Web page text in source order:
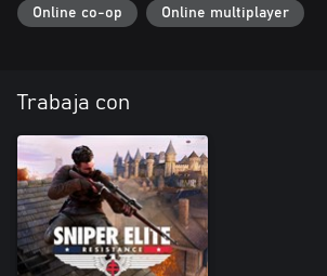
Online co-op Online multiplayer
Trabaja con